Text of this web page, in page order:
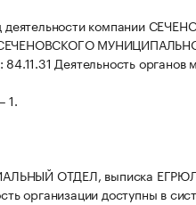
деятельности компании
Деятельность органов
1.
ОТДЕЛ, выписка
организации доступны в